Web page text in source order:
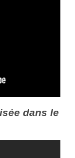
dans le